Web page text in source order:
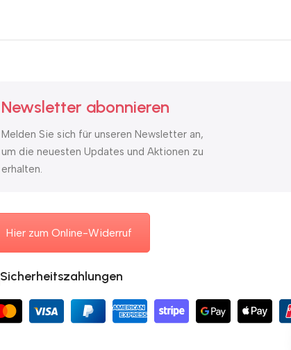
Newsletter abonnieren
Melden Sie sich für unseren Newsletter an,
um die neuesten Updates und Aktionen zu
erhalten.
Hier zum Online-Widerruf
Sicherheitszahlungen